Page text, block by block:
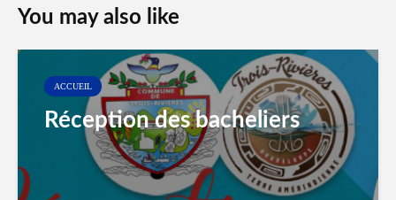
You may also like
ACCUEIL
Réception des bacheliers